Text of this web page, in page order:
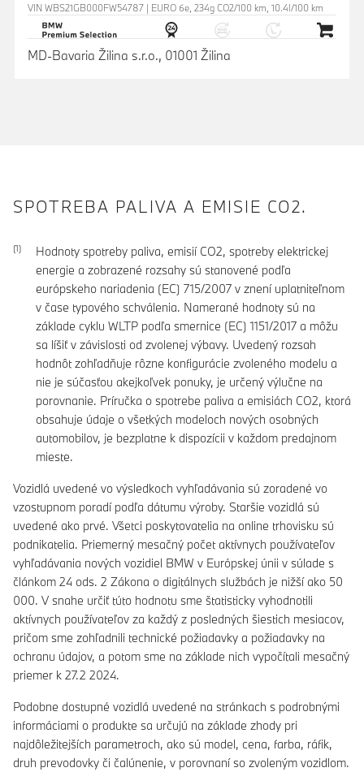
VIN WBS21GB000FW54787 | EURO 6e, 234g CO2/100 km, 10.4l/100 km
MD-Bavaria Žilina s.r.o., 01001 Žilina
SPOTREBA PALIVA A EMISIE CO2.
Hodnoty spotreby paliva, emisií CO2, spotreby elektrickej
energie a zobrazené rozsahy sú stanovené podľa
európskeho nariadenia (EC) 715/2007 v znení uplatniteľnom
v čase typového schválenia. Namerané hodnoty sú na
základe cyklu WLTP podľa smernice (EC) 1151/2017 a môžu
sa líšiť v závislosti od zvolenej výbavy. Uvedený rozsah
hodnôt zohľadňuje rôzne konfigurácie zvoleného modelu a
nie je súčasťou akejkoľvek ponuky, je určený výlučne na
porovnanie. Príručka o spotrebe paliva a emisiách CO2, ktorá
obsahuje údaje o všetkých modeloch nových osobných
automobilov, je bezplatne k dispozícii v každom predajnom
mieste.
Vozidlá uvedené vo výsledkoch vyhľadávania sú zoradené vo
vzostupnom poradí podľa dátumu výroby. Staršie vozidlá sú
uvedené ako prvé. Všetci poskytovatelia na online trhovisku sú
podnikatelia. Priemerný mesačný počet aktívnych používateľov
vyhľadávania nových vozidiel BMW v Európskej únii v súlade s
článkom 24 ods. 2 Zákona o digitálnych službách je nižší ako 50
000. V snahe určiť túto hodnotu sme štatisticky vyhodnotili
aktívnych používateľov za každý z posledných šiestich mesiacov,
pričom sme zohľadnili technické požiadavky a požiadavky na
ochranu údajov, a potom sme na základe nich vypočítali mesačný
priemer k 27.2 2024.
Podobne dostupné vozidlá uvedené na stránkach s podrobnými
informáciami o produkte sa určujú na základe zhody pri
najdôležitejších parametroch, ako sú model, cena, farba, ráfik,
druh prevodovky či čalúnenie, v porovnaní so zvoleným vozidlom.